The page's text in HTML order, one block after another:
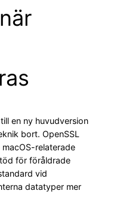
en ny huvudversion
bort. OpenSSL
relaterade
för föråldrade
vid
datatyper mer